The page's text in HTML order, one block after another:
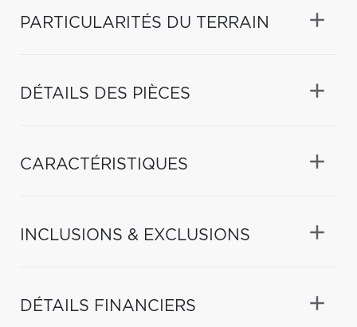
PARTICULARITÉS DU TERRAIN
DÉTAILS DES PIÈCES
CARACTÉRISTIQUES
INCLUSIONS & EXCLUSIONS
DÉTAILS FINANCIERS